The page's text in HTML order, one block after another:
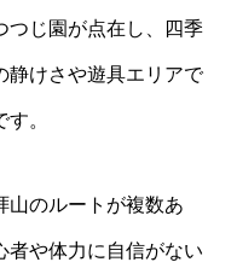
つじ園が点在し、四季
静けさや遊具エリアで
。
山のルートが複数あ
者や体力に自信がない